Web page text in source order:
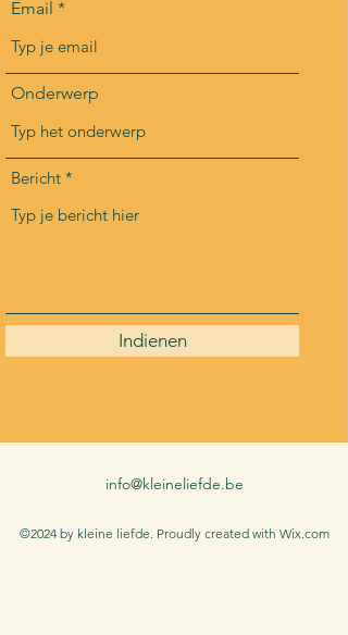
Email
Onderwerp
Bericht
Indienen
info@kleineliefde.be
©2024 by kleine liefde. Proudly created with Wix.com